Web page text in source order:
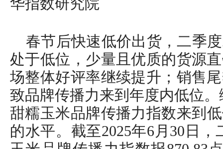
华指数研究院
春节后快速低价出货，二季
处于低位，少量且优质的货源
场整体好评率继续提升；销售
致品牌传播力来到年度内低位
甜糯玉米品牌传播力指数来到
的水平。截至2025年6月30日